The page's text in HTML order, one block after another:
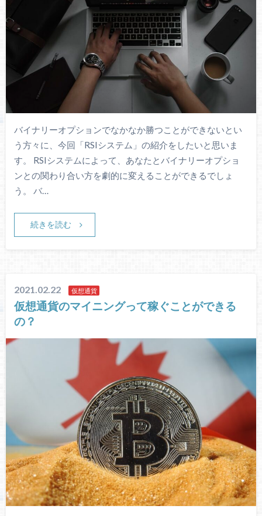
バイナリーオプションでなかなか勝つことができないとい
う方々に、今回「RSIシステム」の紹介をしたいと思いま
す。 RSIシステムによって、あなたとバイナリーオプショ
ンとの関わり合い方を劇的に変えることができるでしょ
う。 バ…
続きを読む
2021.02.22 仮想通貨
仮想通貨のマイニングって稼ぐことができる
の？